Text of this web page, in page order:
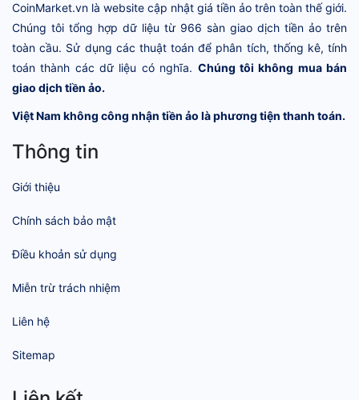
CoinMarket.vn là website cập nhật giá tiền ảo trên toàn thế giới.
Chúng tôi tổng hợp dữ liệu từ 966 sàn giao dịch tiền ảo trên
toàn cầu. Sử dụng các thuật toán để phân tích, thống kê, tính
toán thành các dữ liệu có nghĩa. Chúng tôi không mua bán
giao dịch tiền ảo.
Việt Nam không công nhận tiền ảo là phương tiện thanh toán.
Thông tin
Giới thiệu
Chính sách bảo mật
Điều khoản sử dụng
Miễn trừ trách nhiệm
Liên hệ
Sitemap